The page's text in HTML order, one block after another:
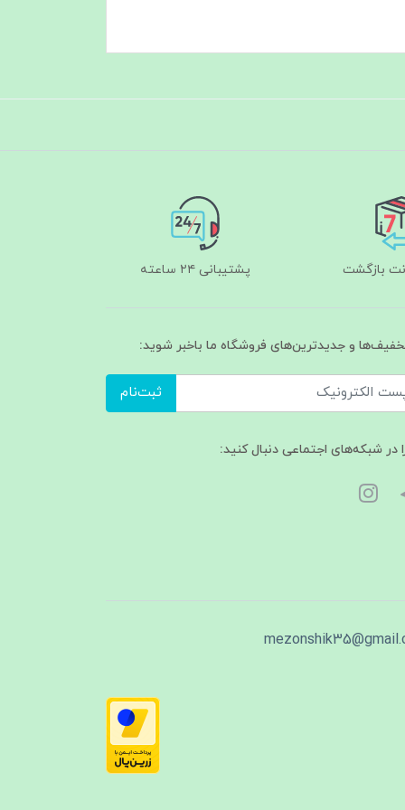
پشتیبانی ۲۴ ساعته
و جدیدترین‌های فروشگاه ما باخبر شوید:
ثبت‌نام
در شبکه‌های اجتماعی دنبال کنید: